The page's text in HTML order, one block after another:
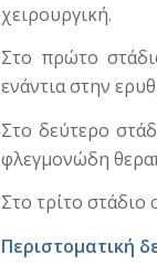
χειρουργική.
Στο πρώτο
ενάντια στην
Στο δεύτερο
φλεγμονώδη
Στο τρίτο στάδιο
Περιστοματική